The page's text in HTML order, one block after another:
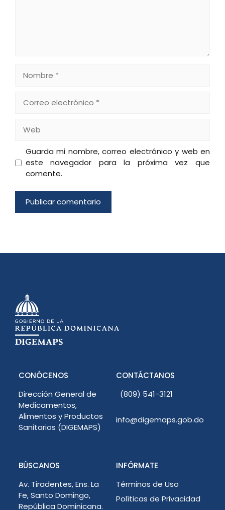
electrónico
Guarda mi nombre, correo electrónico y web en
este navegador para la próxima vez que
comente.
e
i
v
e
:
CONÓCENOS
Dirección General de
Medicamentos,
Alimentos y Productos
Sanitarios (DIGEMAPS)
CONTÁCTANOS
(809) 541-3121
info@digemaps.gob.do
BÚSCANOS
Av. Tiradentes, Ens. La
Fe, Santo Domingo,
República Dominicana.
INFÓRMATE
Términos de Uso
Políticas de Privacidad